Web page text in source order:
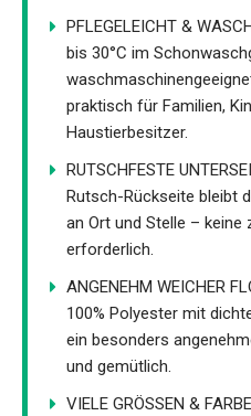
PFLEGELEICHT &
bis 30°C im
praktisch für Familien,
Haustierbesitzer.
RUTSCHFESTE
Rutsch-Rückseite bleibt
an Ort und Stelle –
erforderlich.
ANGENEHM WEICHER
100% Polyester mit
ein besonders
und gemütlich.
VIELE GRÖSSEN &